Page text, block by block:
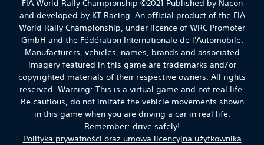
FIA World Rally Championship ©2021 Published by Nacon
and developed by KT Racing. An official product of the FIA
World Rally Championship, under licence of WRC Promoter
GmbH and the Fédération Internationale de l'Automobile.
Manufacturers, vehicles, names, brands and associated
imagery featured in this game are trademarks and/or
copyrighted materials of their respective owners. All rights
reserved. Warning: This is a virtual game and not real life.
Be cautious, do not imitate the vehicle movements shown
in this game when you are driving a car in real life.
Remember: drive safely!
Polityka prywatności oraz umowa licencyjna użytkownika